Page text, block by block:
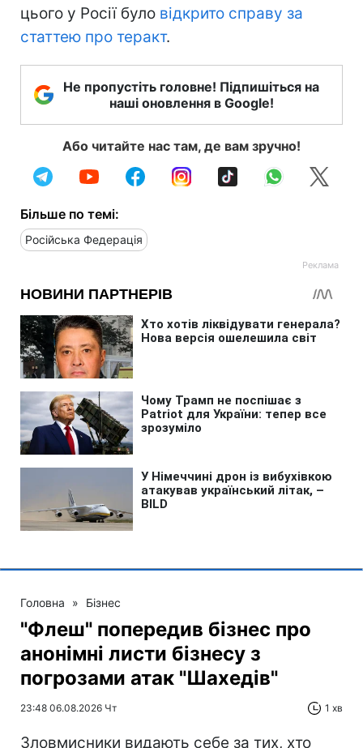
цього у Росії було відкрито справу за
статтею про теракт.
Не пропустіть головне! Підпишіться на
наші оновлення в Google!
Або читайте нас там, де вам зручно!
Більше по темі:
Російська Федерація
Головна » Бізнес
"Флеш" попередив бізнес про
анонімні листи бізнесу з
погрозами атак "Шахедів"
23:48 06.08.2026 Чт 1 хв
Зловмисники видають себе за тих, хто